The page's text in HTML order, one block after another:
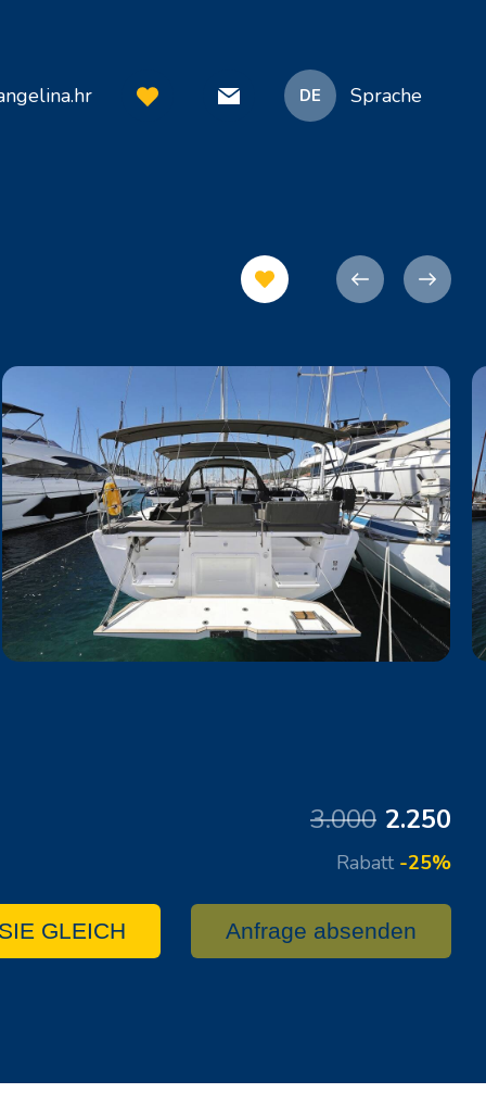
DE Sprache
3.000 2.250
Rabatt -25%
GLEICH Anfrage absenden